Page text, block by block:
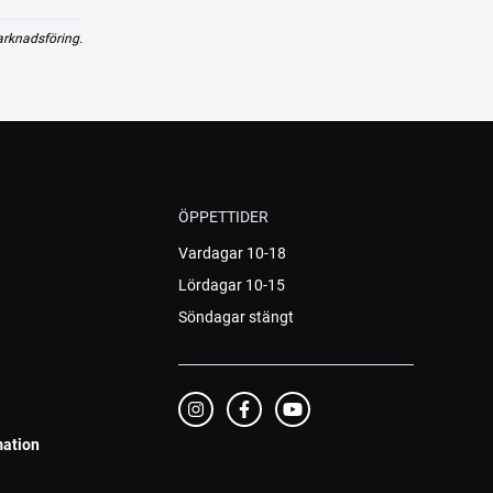
ÖPPETTIDER
Vardagar 10-18
Lördagar 10-15
Söndagar stängt